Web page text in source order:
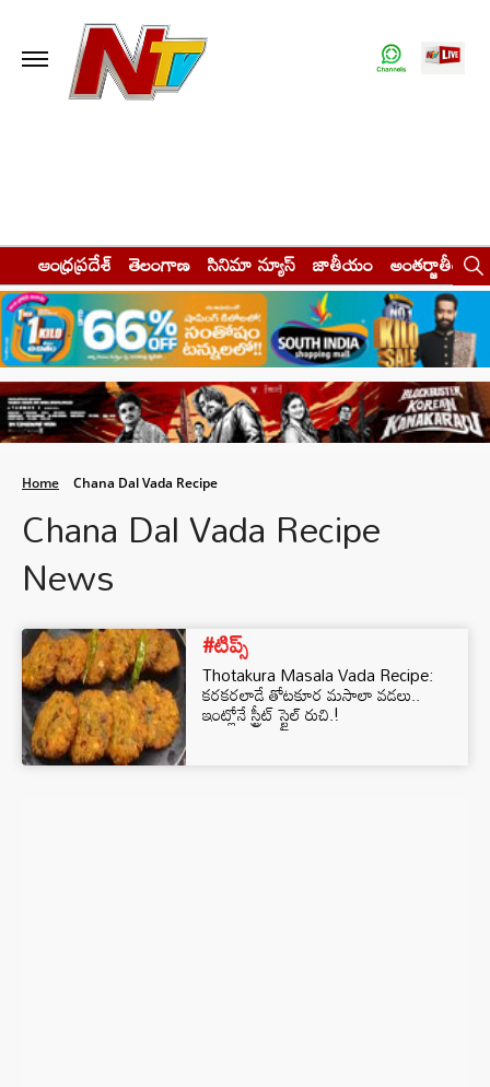
ఆంధ్రప్రదేశ్ తెలంగాణ సినిమా న్యూస్ జాతీయం అంతర్జాతీయం
Home Chana Dal Vada Recipe
Chana Dal Vada Recipe
News
#టిప్స్
Thotakura Masala Vada Recipe:
కరకరలాడే తోటకూర మసాలా వడలు..
ఇంట్లోనే స్ట్రీట్ స్టైల్ రుచి.!